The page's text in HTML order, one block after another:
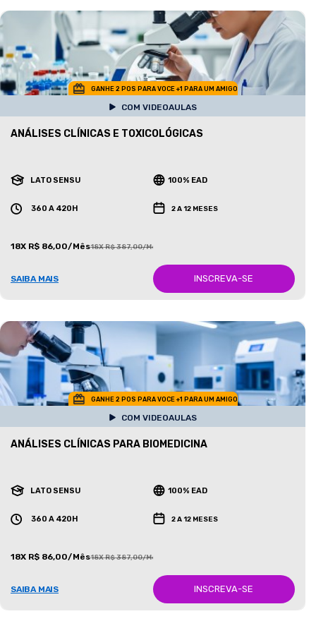
GANHE 2 POS PARA VOCE +1 PARA UM AMIGO
COM VIDEOAULAS
ANÁLISES CLÍNICAS E TOXICOLÓGICAS
LATO SENSU 100% EAD
360 A 420H 2 A 12 MESES
18X R$ 86,00/Mês18X R$ 387,00/Mês
SAIBA MAIS INSCREVA-SE
GANHE 2 POS PARA VOCE +1 PARA UM AMIGO
COM VIDEOAULAS
ANÁLISES CLÍNICAS PARA BIOMEDICINA
LATO SENSU 100% EAD
360 A 420H 2 A 12 MESES
18X R$ 86,00/Mês18X R$ 387,00/Mês
SAIBA MAIS INSCREVA-SE